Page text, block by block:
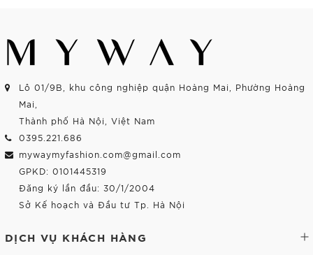
Lô 01/9B, khu công nghiệp quận Hoàng Mai, Phường Hoàng
Mai,
Thành phố Hà Nội, Việt Nam
0395.221.686
mywaymyfashion.com@gmail.com
GPKD: 0101445319
Đăng ký lần đầu: 30/1/2004
Sở Kế hoạch và Đầu tư Tp. Hà Nội
DỊCH VỤ KHÁCH HÀNG